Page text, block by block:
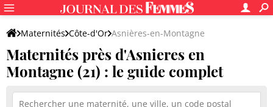
Maternités Côte-d'Or Asnières-en-Montagne
Maternités près d'Asnieres en
Montagne (21) : le guide complet